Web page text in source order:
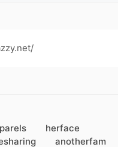
herface
anotherfam